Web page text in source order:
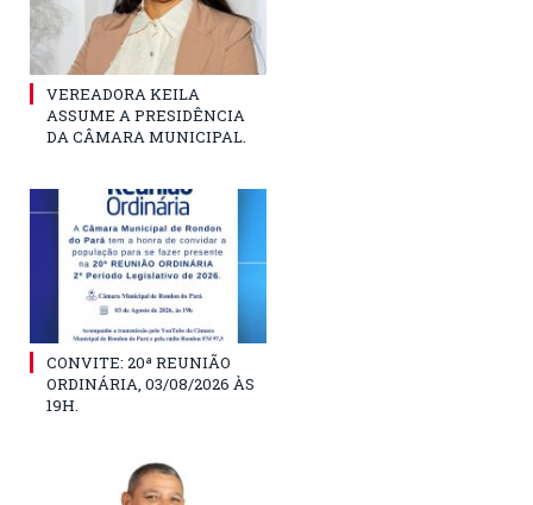
VEREADORA KEILA
ASSUME A PRESIDÊNCIA
DA CÂMARA MUNICIPAL.
CONVITE: 20ª REUNIÃO
ORDINÁRIA, 03/08/2026 ÀS
19H.